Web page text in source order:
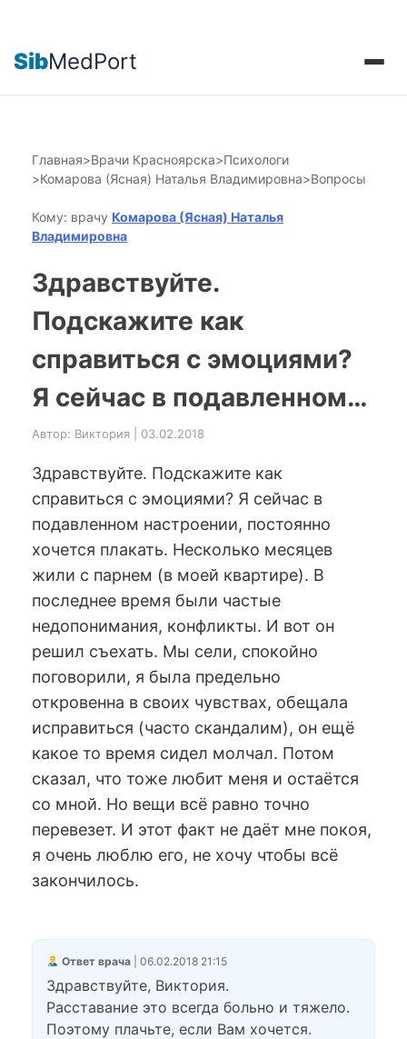
SibMedPort
Главная>Врачи Красноярска>Психологи
>Комарова (Ясная) Наталья Владимировна>Вопросы
Кому: врачу Комарова (Ясная) Наталья
Владимировна
Здравствуйте.
Подскажите как
справиться с эмоциями?
Я сейчас в подавленном…
Автор: Виктория | 03.02.2018
Здравствуйте. Подскажите как
справиться с эмоциями? Я сейчас в
подавленном настроении, постоянно
хочется плакать. Несколько месяцев
жили с парнем (в моей квартире). В
последнее время были частые
недопонимания, конфликты. И вот он
решил съехать. Мы сели, спокойно
поговорили, я была предельно
откровенна в своих чувствах, обещала
исправиться (часто скандалим), он ещё
какое то время сидел молчал. Потом
сказал, что тоже любит меня и остаётся
со мной. Но вещи всё равно точно
перевезет. И этот факт не даёт мне покоя,
я очень люблю его, не хочу чтобы всё
закончилось.
Ответ врача| 06.02.2018 21:15
Здравствуйте, Виктория.
Расставание это всегда больно и тяжело.
Поэтому плачьте, если Вам хочется.